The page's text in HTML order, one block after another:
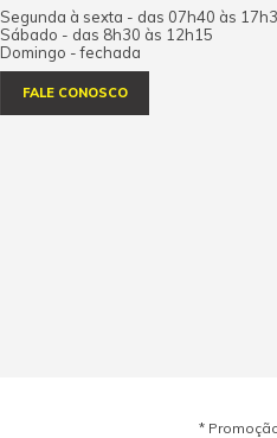
Segunda à sexta - das 07h40 às
Sábado - das 8h30 às 12h15
Domingo - fechada
FALE CONOSCO
*